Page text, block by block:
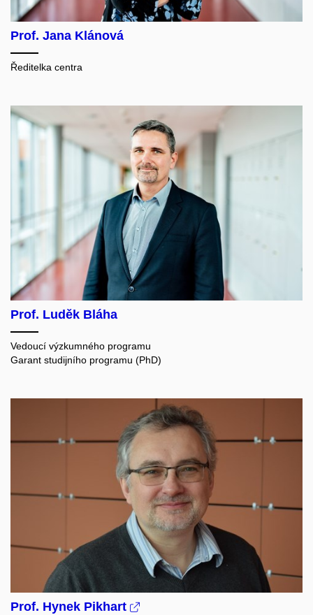
Prof. Jana Klánová
Ředitelka centra
Prof. Luděk Bláha
Vedoucí výzkumného programu
Garant studijního programu (PhD)
Prof. Hynek Pikhart